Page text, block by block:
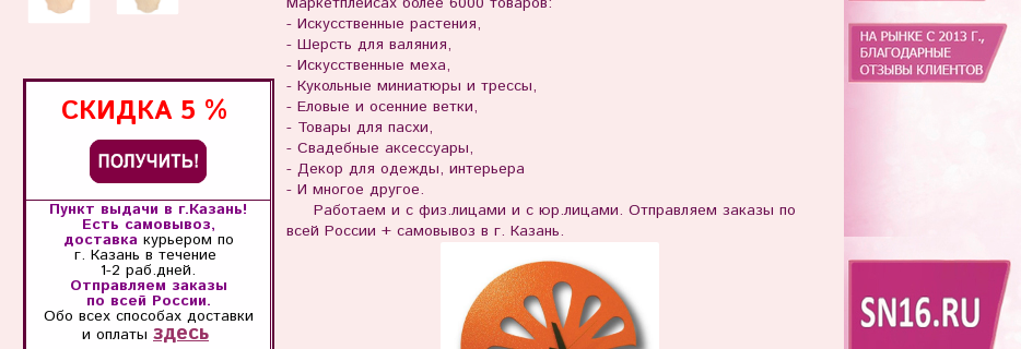
СКИДКА 5 %
Пункт выдачи в г.Казань!
Есть самовывоз,
доставка курьером по
г. Казань в течение
1-2 раб.дней.
Отправляем заказы
по всей России.
Обо всех способах доставки
и оплаты здесь
- Искусственные растения,
- Шерсть для валяния,
- Искусственные меха,
- Кукольные миниатюры и трессы,
- Еловые и осенние ветки,
- Товары для пасхи,
- Свадебные аксессуары,
- Декор для одежды, интерьера
- И многое другое.
Работаем и с физ.лицами и с юр.лицами. Отправляем заказы по
всей России + самовывоз в г. Казань.